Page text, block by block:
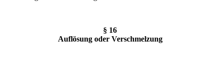
§ 16
Auflösung oder Verschmelzung